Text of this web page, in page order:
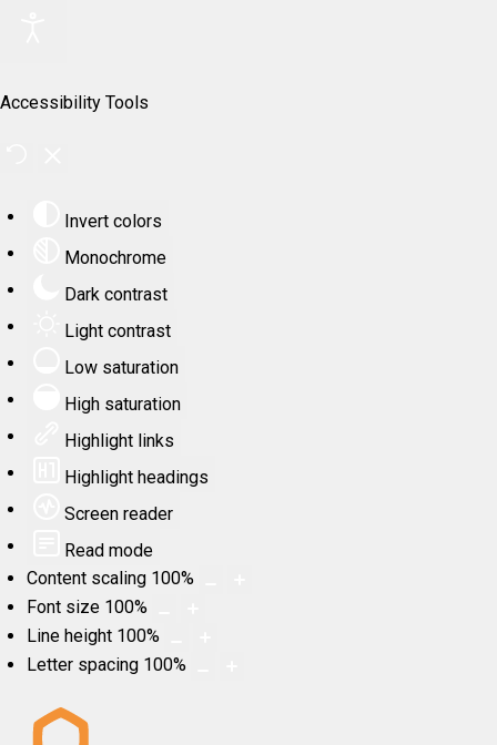
Accessibility Tools
Invert colors
Monochrome
Dark contrast
Light contrast
Low saturation
High saturation
Highlight links
Highlight headings
Screen reader
Read mode
Content scaling 100%
Font size 100%
Line height 100%
Letter spacing 100%